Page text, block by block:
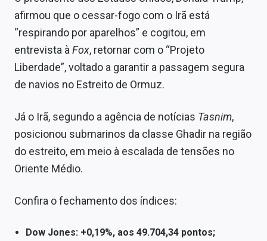
afirmou que o cessar-fogo com o Irã está
“respirando por aparelhos” e cogitou, em
entrevista à Fox, retornar com o “Projeto
Liberdade”, voltado a garantir a passagem segura
de navios no Estreito de Ormuz.
Já o Irã, segundo a agência de notícias Tasnim,
posicionou submarinos da classe Ghadir na região
do estreito, em meio à escalada de tensões no
Oriente Médio.
Confira o fechamento dos índices:
Dow Jones: +0,19%, aos 49.704,34 pontos;